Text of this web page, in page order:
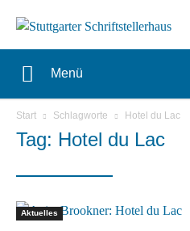
Menü
Start Schlagworte Hotel du Lac
Tag: Hotel du Lac
Aktuelles